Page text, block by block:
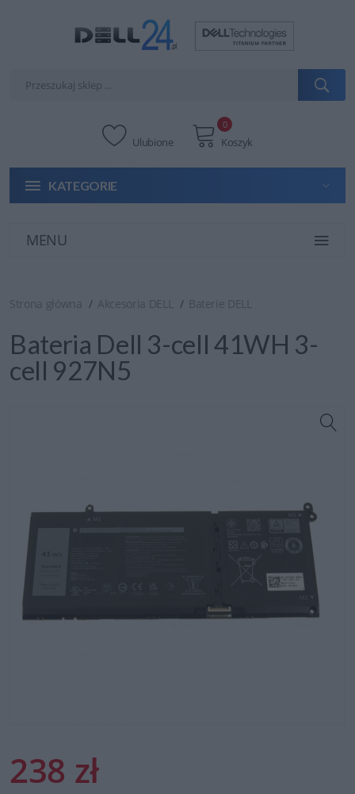
Ulubione Koszyk
0
KATEGORIE
MENU
Strona główna Akcesoria DELL Baterie DELL
Bateria Dell 3-cell 41WH 3-
cell 927N5
238 zł